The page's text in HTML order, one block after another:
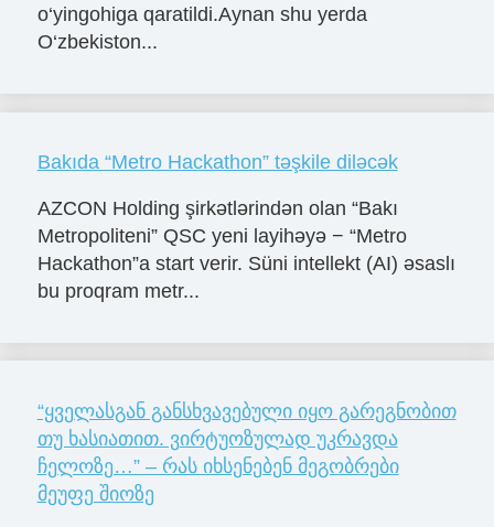
o‘yingohiga qaratildi.Aynan shu yerda
O‘zbekiston...
Bakıda “Metro Hackathon” təşkile diləcək
AZCON Holding şirkətlərindən olan “Bakı
Metropoliteni” QSC yeni layihəyə − “Metro
Hackathon”a start verir. Süni intellekt (AI) əsaslı
bu proqram metr...
“ყველასგან განსხვავებული იყო გარეგნობით
თუ ხასიათით. ვირტუოზულად უკრავდა
ჩელოზე…” – რას იხსენებენ მეგობრები
მეუფე შიოზე